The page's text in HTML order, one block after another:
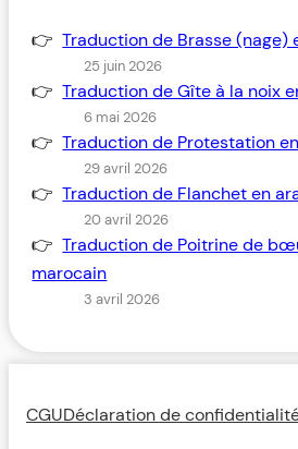
Traduction de Brasse (nage)
25 juin 2026
Traduction de Gîte à la noix
6 mai 2026
Traduction de Protestation
29 avril 2026
Traduction de Flanchet en
20 avril 2026
Traduction de Poitrine de
marocain
3 avril 2026
CGUDéclaration de